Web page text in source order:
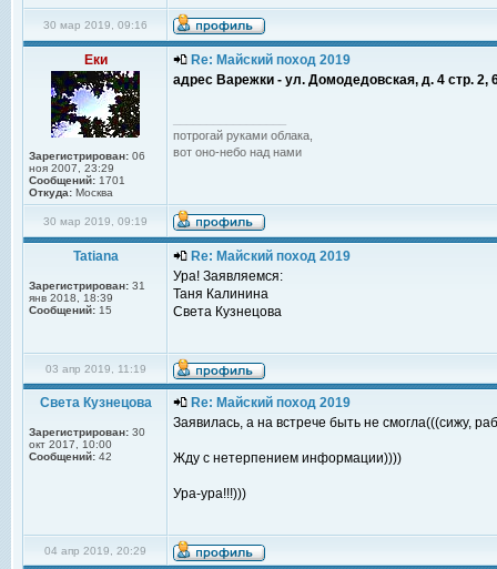
30 мар 2019, 09:16
Еки
Зарегистрирован: 06
ноя 2007, 23:29
Сообщений: 1701
Откуда: Москва
Re: Майский поход 2019
адрес Варежки - ул. Домодедовская, д. 4 стр. 2,
потрогай руками облака,
вот оно-небо над нами
30 мар 2019, 09:19
Tatiana
Зарегистрирован: 31
янв 2018, 18:39
Сообщений: 15
Re: Майский поход 2019
Ура! Заявляемся:
Таня Калинина
Света Кузнецова
03 апр 2019, 11:19
Света Кузнецова
Зарегистрирован: 30
окт 2017, 10:00
Сообщений: 42
Re: Майский поход 2019
Заявилась, а на встрече быть не смогла(((сижу,
Жду с нетерпением информации))))
Ура-ура!!!)))
04 апр 2019, 20:29